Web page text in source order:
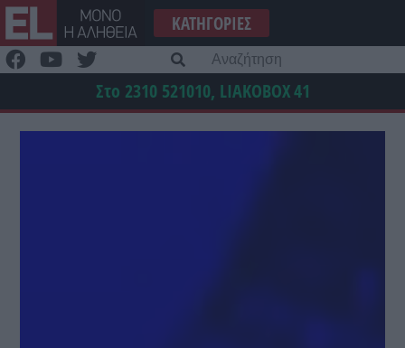
Μετάβαση
στο
περιεχόμενο
ΚΑΤΗΓΟΡΊΕΣ
Στο 2310 521010, LIAKOBOX41